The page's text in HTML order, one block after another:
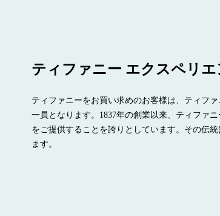
ティファニー エクスペリエ
ティファニーをお買い求めのお客様は、ティフ
一員となります。1837年の創業以来、ティファ
をご提供することを誇りとしています。その伝
ます。